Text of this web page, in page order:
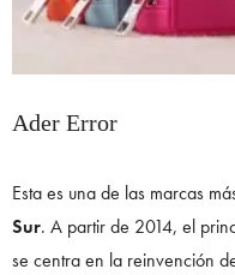
Ader Error
Esta es una de las marcas
Sur. A partir de 2014, el
se centra en la reinvención